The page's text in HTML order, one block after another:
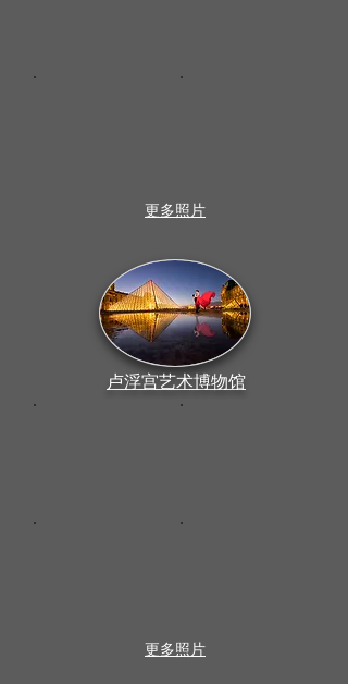
更多照片
卢浮宫艺术博物馆
更多照片